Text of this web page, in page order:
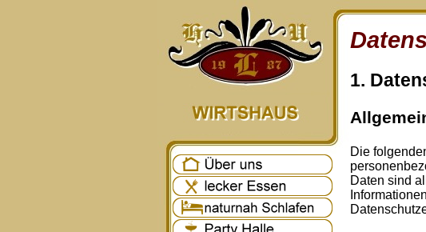
1.
Die
Daten sind